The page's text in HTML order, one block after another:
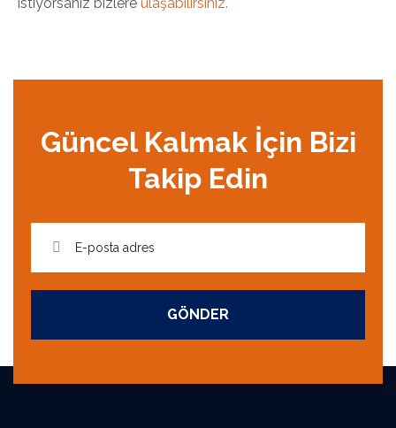
Güncel Kalmak İçin Bizi
Takip Edin
GÖNDER